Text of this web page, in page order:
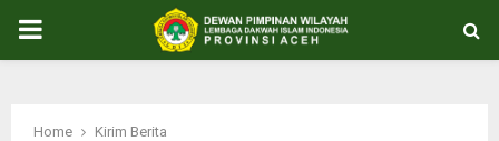
PRIMARY
Home Kirim Berita